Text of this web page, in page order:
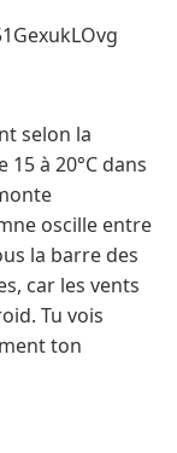
selon la
à 20°C dans
oscille entre
la barre des
car les vents
Tu vois
ton